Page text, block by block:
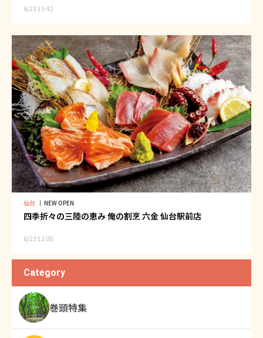
6/23 15:42
仙台 ｜ NEW OPEN
四季折々の三陸の恵み 俺の割烹 六金 仙台駅前店
6/23 12:00
Category
巻頭特集